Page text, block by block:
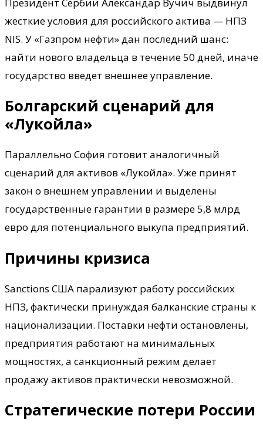
Президент Сербии Александар Вучич выдвинул
жесткие условия для российского актива — НПЗ
NIS. У «Газпром нефти» дан последний шанс:
найти нового владельца в течение 50 дней, иначе
государство введет внешнее управление.
Болгарский сценарий для
«Лукойла»
Параллельно София готовит аналогичный
сценарий для активов «Лукойла». Уже принят
закон о внешнем управлении и выделены
государственные гарантии в размере 5,8 млрд
евро для потенциального выкупа предприятий.
Причины кризиса
Sanctions США парализуют работу российских
НПЗ, фактически принуждая балканские страны к
национализации. Поставки нефти остановлены,
предприятия работают на минимальных
мощностях, а санкционный режим делает
продажу активов практически невозможной.
Стратегические потери России